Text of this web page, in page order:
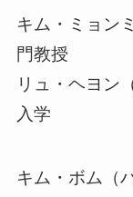
キム・ミョン
門教授
リュ・ヘヨン
入学
キム・ボム（